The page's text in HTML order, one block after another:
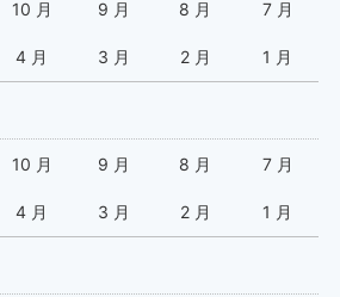
10 月 9 月 8 月 7 月
4 月 3 月 2 月 1 月
10 月 9 月 8 月 7 月
4 月 3 月 2 月 1 月